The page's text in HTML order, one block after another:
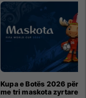
Kupa e Botës 2026 për
me tri maskota zyrtare